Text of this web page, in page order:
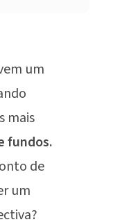
um
mais
fundos.
de
um